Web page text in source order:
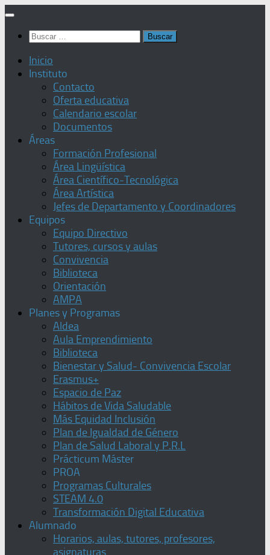
Saltar
contenido
Buscar:
Inicio
Instituto
Contacto
Oferta educativa
Calendario escolar
Documentos
Áreas
Formación Profesional
Área Lingüística
Área Científico-Tecnológica
Área Artística
Jefes de Departamento y Coordinadores
Equipos
Equipo Directivo
Tutores, cursos y aulas
Convivencia
Biblioteca
Orientación
AMPA
Planes y Programas
Aldea
Aula Emprendimiento
Biblioteca
Bienestar y Salud- Convivencia Escolar
Erasmus+
Espacio de Paz
Hábitos de Vida Saludable
Más Equidad Inclusión
Plan de Igualdad de Género
Plan de Salud Laboral y P.R.L
Prácticum Máster
PROA
Programas Culturales
STEAM 4.0
Transformación Digital Educativa
Alumnado
Horarios, aulas, tutores, profesores,
asignaturas